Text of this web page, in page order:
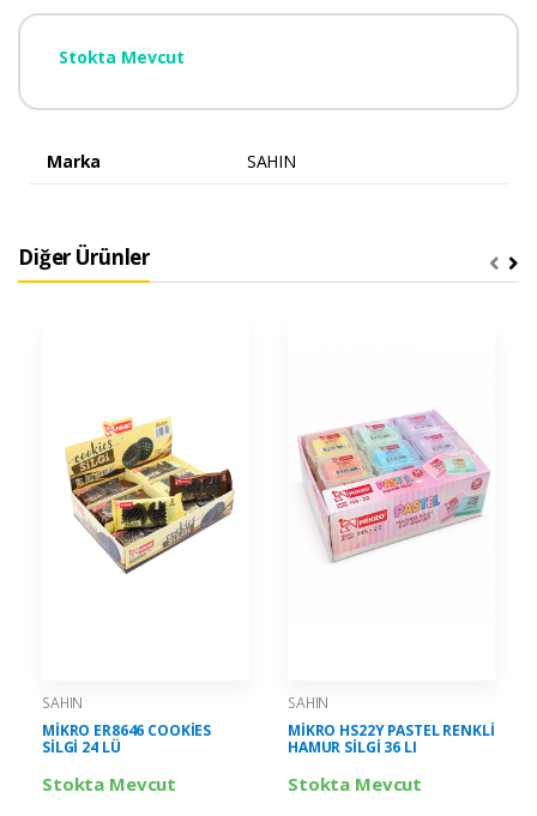
Stokta Mevcut
Marka SAHIN
Diğer Ürünler
SAHIN
MİKRO ER8646 COOKİES
SİLGİ 24 LÜ
Stokta Mevcut
SAHIN
MİKRO HS22Y PASTEL RENKLİ
HAMUR SİLGİ 36 LI
Stokta Mevcut